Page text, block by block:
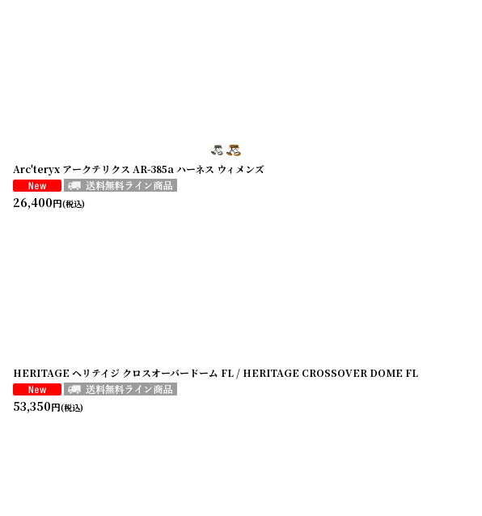
Arc'teryx アークテリクス AR-385a ハーネス ウィメンズ
26,400円(税込)
HERITAGE ヘリテイジ クロスオーバードーム FL / HERITAGE CROSSOVER DOME FL
53,350円(税込)